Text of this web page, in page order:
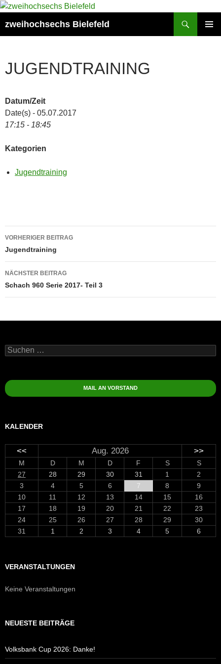
Zum
springen
zweihochsechs Bielefeld
JUGENDTRAINING
Datum/Zeit
Date(s) - 05.07.2017
17:15 - 18:45
Kategorien
Jugendtraining
Beitragsnavigation
VORHERIGER BEITRAG
Jugendtraining
NÄCHSTER BEITRAG
Schach 960 Serie 2017- Teil 3
Suchen
nach:
MAIL AN VORSTAND
KALENDER
<< Aug. 2026 >>
M D M D F S
S
27
28 29 30 31 1
2
3
4 5 6 7 8
9
10
11 12 13 14 15
16
17
18 19 20 21 22
23
24
25 26 27 28 29
30
31
1 2 3 4 5 6
VERANSTALTUNGEN
Keine Veranstaltungen
NEUESTE BEITRÄGE
Volksbank Cup 2026: Danke!